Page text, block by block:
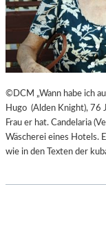
©DCM „Wann habe ich
Hugo (Alden Knight), 76
Frau er hat. Candelaria
Wäscherei eines Hotels.
wie in den Texten der